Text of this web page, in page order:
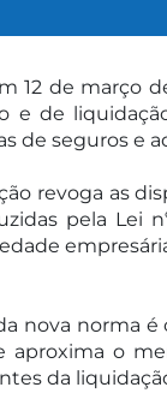
12 de março
e de
de seguros e
revoga as
pela Lei
nova norma
o
da